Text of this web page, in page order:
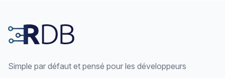
Simple par défaut et pensé pour les développeurs